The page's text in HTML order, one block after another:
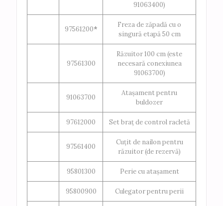
91063400)
97561200*
Freza de zăpadă cu o
singură etapă 50 cm
97561300
Răzuitor 100 cm (este
necesară conexiunea
91063700)
91063700
Atașament pentru
buldozer
97612000 Set braț de control racletă
97561400
Cuțit de nailon pentru
răzuitor (de rezervă)
95801300 Perie cu atașament
95800900 Culegator pentru perii